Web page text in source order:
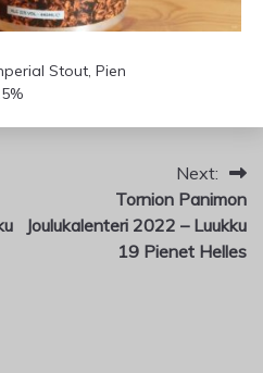
Stout, Pien
Next:
Tornion Panimon
Joulukalenteri 2022 – Luukku
19 Pienet Helles